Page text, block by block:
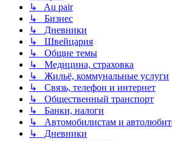
↳ Au pair
↳ Бизнес
↳ Дневники
↳ Швейцария
↳ Общие темы
↳ Медицина, страховка
↳ Жильё, коммунальные услуги
↳ Связь, телефон и интернет
↳ Общественный транспорт
↳ Банки, налоги
↳ Автомобилистам и
↳ Дневники